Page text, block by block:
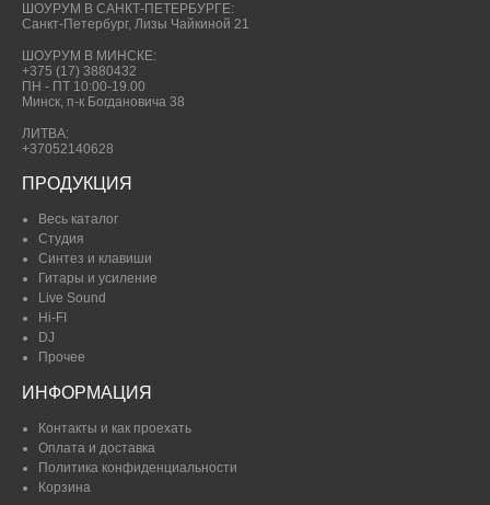
ШОУРУМ В САНКТ-ПЕТЕРБУРГЕ:
Санкт-Петербург, Лизы Чайкиной 21
ШОУРУМ В МИНСКЕ:
+375 (17) 3880432
ПН - ПТ 10:00-19.00
Минск, п-к Богдановича 38
ЛИТВА:
+37052140628
ПРОДУКЦИЯ
Весь каталог
Студия
Синтез и клавиши
Гитары и усиление
Live Sound
Hi-FI
DJ
Прочее
ИНФОРМАЦИЯ
Контакты и как проехать
Оплата и доставка
Политика конфиденциальности
Корзина